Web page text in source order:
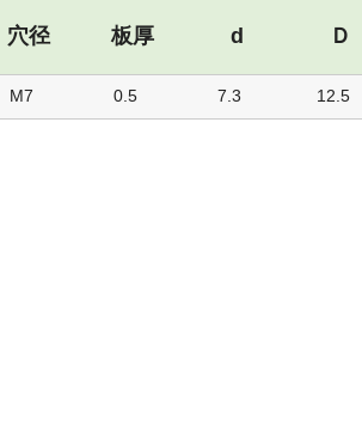
穴径 板厚 d Ｄ
M7 0.5 7.3 12.5